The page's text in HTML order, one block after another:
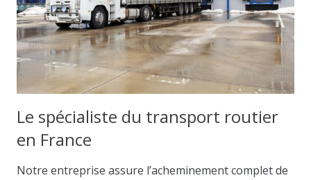
Le spécialiste du transport routier
en France
Notre entreprise assure l’acheminement complet de